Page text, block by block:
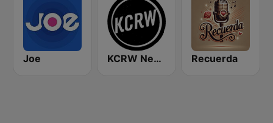
Joe KCRW News Recuerda